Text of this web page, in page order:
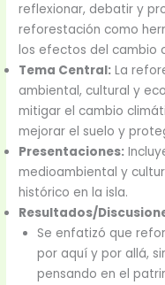
reflexionar, debatir y
reforestación como
los efectos del cambio
Tema Central: La
ambiental, cultural y
mitigar el cambio
mejorar el suelo y
Presentaciones:
medioambiental y
histórico en la isla.
Resultados/
Se enfatizó que
por aquí y por allá,
pensando en el